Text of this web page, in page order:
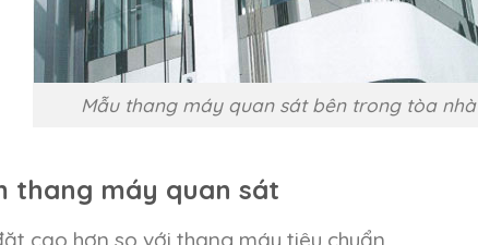
Mẫu thang máy quan sát bên trong tòa nhà
thang máy quan sát